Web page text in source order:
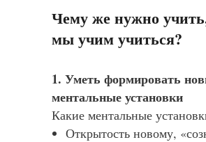
Чему же нужно
мы учим учиться?
1. Уметь формировать
ментальные установки
Какие ментальные
Открытость новому,